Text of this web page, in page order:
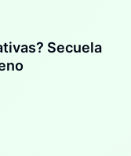
Secuela